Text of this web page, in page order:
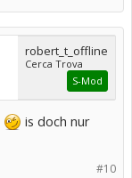
robert_t_offline
Cerca Trova
S-Mod
is doch nur
#10